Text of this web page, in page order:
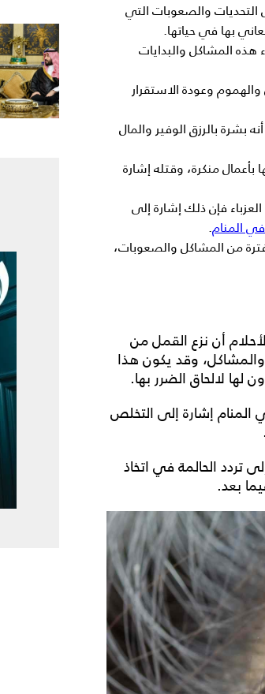
والصعوبات التي
بها في حياتها.
هذه المشاكل والبدايات
وعودة الاستقرار
بالرزق الوفير والمال
منكرة، وقتله إشارة
فإن ذلك إشارة إلى
في المنام.
من المشاكل والصعوبات،
أن نزع القمل من
وقد يكون هذا
لها لالحاق الضرر بها.
إشارة إلى التخلص
تردد الحالمة في اتخاذ
بعد.